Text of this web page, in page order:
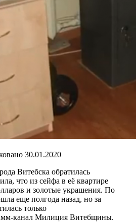
30.01.2020
Витебска обратилась
что из сейфа в её квартире
и золотые украшения. По
еще полгода назад, но за
только
канал Милиция Витебщины.